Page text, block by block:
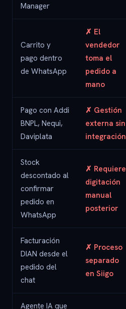
Manager
Carrito y
pago dentro
de WhatsApp
✗ El
vendedor
toma el
pedido a
mano
Pago con Addi
BNPL, Nequi,
Daviplata
✗ Gestión
externa sin
integración
Stock
descontado al
confirmar
pedido en
WhatsApp
✗ Requiere
digitación
manual
posterior
Facturación
DIAN desde el
pedido del
chat
✗ Proceso
separado
en Siigo
Agente IA que